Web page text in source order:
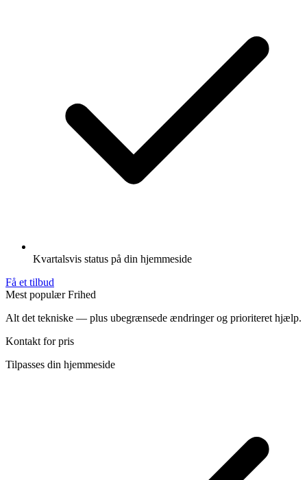
Kvartalsvis status på din hjemmeside
Få et tilbud
Mest populærFrihed
Alt det tekniske — plus ubegrænsede ændringer og prioriteret hjælp.
Kontakt for pris
Tilpasses din hjemmeside